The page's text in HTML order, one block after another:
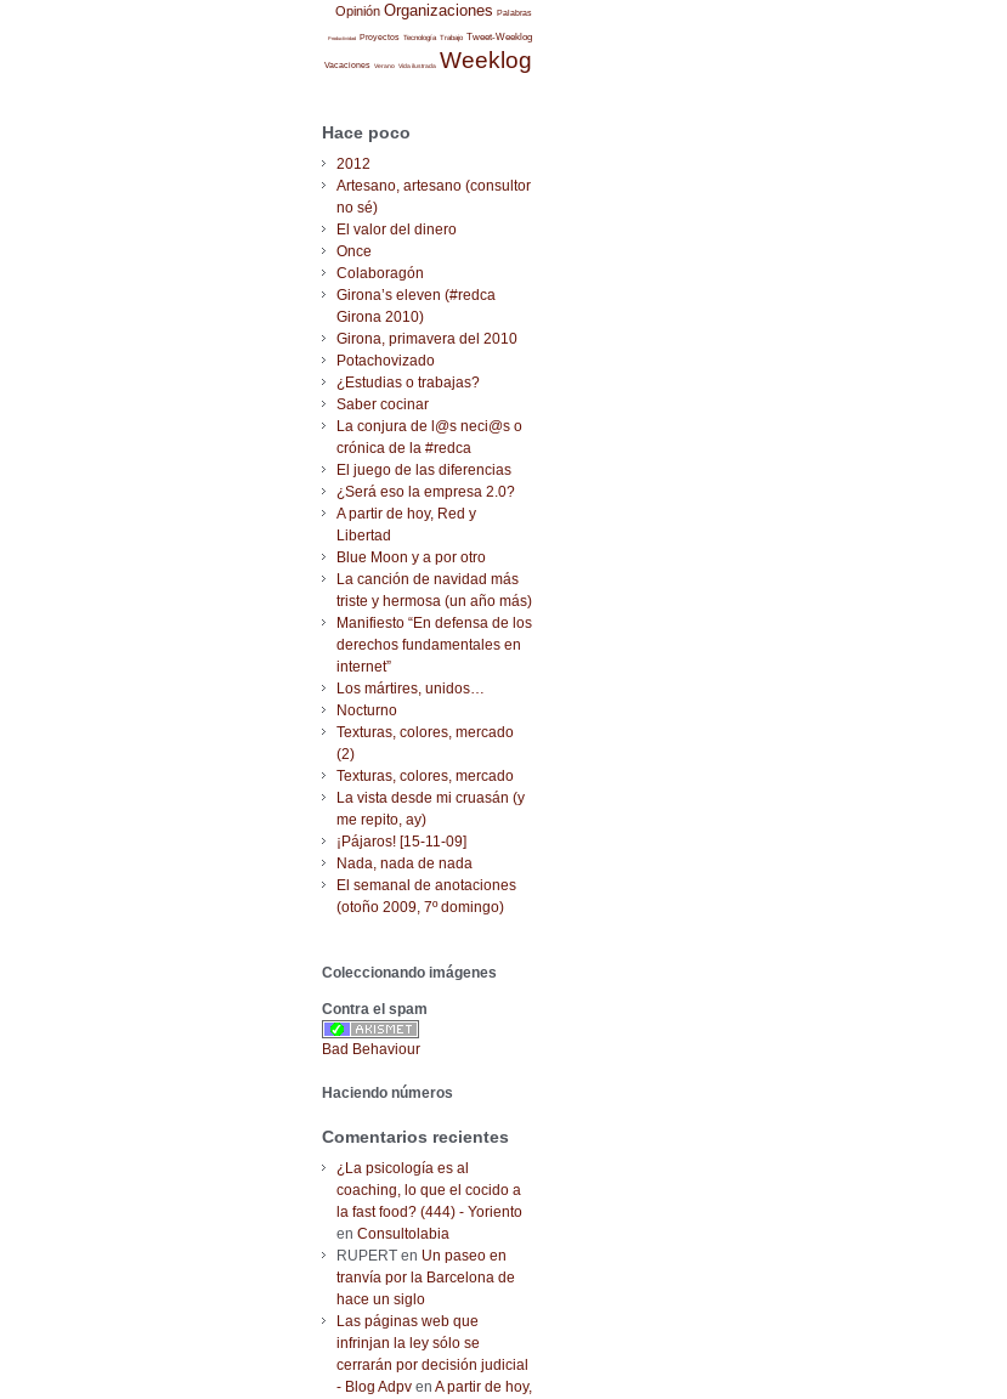
Opinión Organizaciones Palabras
Productividad Proyectos Tecnología Trabajo Tweet-Weeklog
Vacaciones Verano Vida ilustrada Weeklog
Hace poco
2012
Artesano, artesano (consultor
no sé)
El valor del dinero
Once
Colaboragón
Girona’s eleven (#redca
Girona 2010)
Girona, primavera del 2010
Potachovizado
¿Estudias o trabajas?
Saber cocinar
La conjura de l@s neci@s o
crónica de la #redca
El juego de las diferencias
¿Será eso la empresa 2.0?
A partir de hoy, Red y
Libertad
Blue Moon y a por otro
La canción de navidad más
triste y hermosa (un año más)
Manifiesto “En defensa de los
derechos fundamentales en
internet”
Los mártires, unidos…
Nocturno
Texturas, colores, mercado
(2)
Texturas, colores, mercado
La vista desde mi cruasán (y
me repito, ay)
¡Pájaros! [15-11-09]
Nada, nada de nada
El semanal de anotaciones
(otoño 2009, 7º domingo)
Coleccionando imágenes
Contra el spam
Bad Behaviour
Haciendo números
Comentarios recientes
¿La psicología es al
coaching, lo que el cocido a
la fast food? (444) - Yoriento
en Consultolabia
RUPERT en Un paseo en
tranvía por la Barcelona de
hace un siglo
Las páginas web que
infrinjan la ley sólo se
cerrarán por decisión judicial
- Blog Adpv en A partir de hoy,